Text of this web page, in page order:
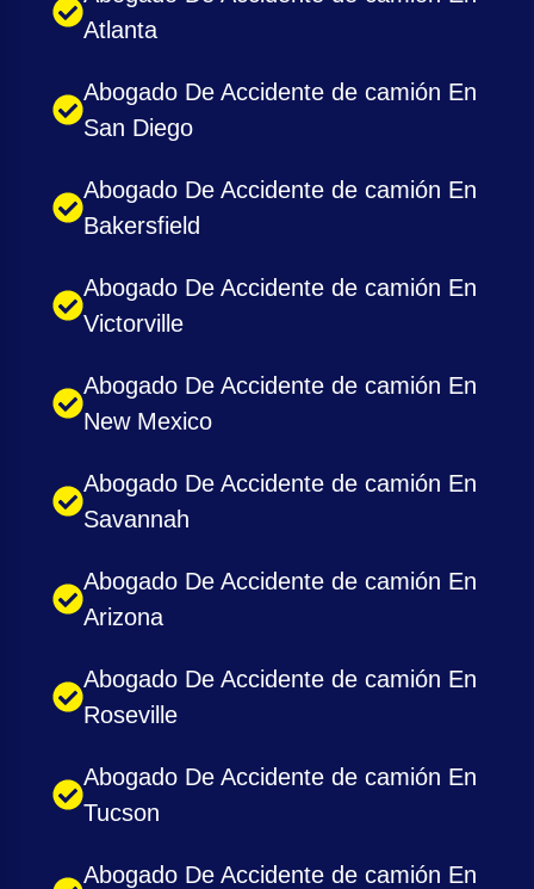
Atlanta
Abogado De Accidente de camión En
San Diego
Abogado De Accidente de camión En
Bakersfield
Abogado De Accidente de camión En
Victorville
Abogado De Accidente de camión En
New Mexico
Abogado De Accidente de camión En
Savannah
Abogado De Accidente de camión En
Arizona
Abogado De Accidente de camión En
Roseville
Abogado De Accidente de camión En
Tucson
Abogado De Accidente de camión En